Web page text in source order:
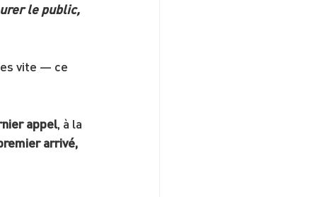
le public,
vite — ce
appel, à la
arrivé,